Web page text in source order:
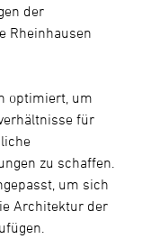
der
Rheinhausen
optimiert, um
für
zu schaffen.
um sich
Architektur der